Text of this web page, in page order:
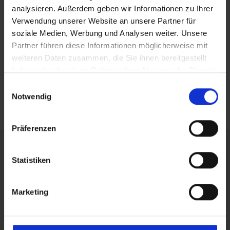
analysieren. Außerdem geben wir Informationen zu Ihrer
Verwendung unserer Website an unsere Partner für
soziale Medien, Werbung und Analysen weiter. Unsere
Partner führen diese Informationen möglicherweise mit
weiteren Daten zusammen, die Sie ihnen bereitgestellt
Notwendig
Präferenzen
Statistiken
Marketing
Kategorie:News
Beitragsnavigation
Vorheriger
Webinar iX-Haus
Nächster
Webinar iX-Haus DATEV
Buchungsservice
20.2220.23
Auto-Zustellweg
BuchhaltungDynamische BeteiligungskreiseE-